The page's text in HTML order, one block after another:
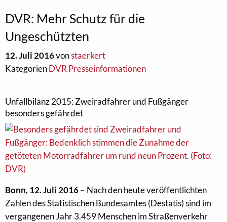
DVR: Mehr Schutz für die
Ungeschützten
12. Juli 2016vonstaerkert
KategorienDVR Presseinformationen
Unfallbilanz 2015: Zweiradfahrer und Fußgänger
besonders gefährdet
Bonn, 12. Juli 2016 – Nach den heute veröffentlichten
Zahlen des Statistischen Bundesamtes (Destatis) sind im
vergangenen Jahr 3.459 Menschen im Straßenverkehr